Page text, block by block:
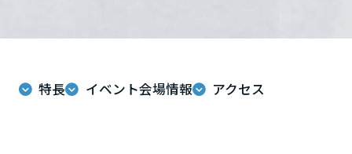
特長 イベント会場情報 アクセス